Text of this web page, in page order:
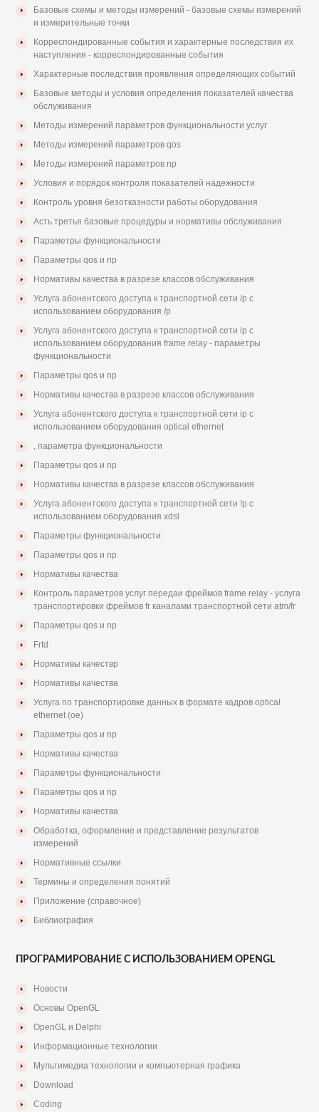
Базовые схемы и методы измерений - базовые схемы измерений
и измерительные точки
Корреспондированные события и характерные последствия их
наступления - корреспондированные события
Характерные последствия проявления определяющих событий
Базовые методы и условия определения показателей качества
обслуживания
Методы измерений параметров функциональности услуг
Методы измерений параметров qos
Методы измерений параметров np
Условия и порядок контроля показателей надежности
Контроль уровня безотказности работы оборудования
Асть третья базовые процедуры и нормативы обслуживания
Параметры функциональности
Параметры qos и np
Нормативы качества в разрезе классов обслуживания
Услуга абонентского доступа к транспортной сети /р с
использованием оборудования /р
Услуга абонентского доступа к транспортной сети ip с
использованием оборудования frame relay - параметры
функциональности
Параметры qos и np
Нормативы качества в разрезе классов обслуживания
Услуга абонентского доступа к транспортной сети ip с
использованием оборудования optical ethernet
, параметра функциональности
Параметры qos и np
Нормативы качества в разрезе классов обслуживания
Услуга абонентского доступа к транспортной сети !р с
использованием оборудования xdsl
Параметры функциональности
Параметры qos и np
Нормативы качества
Контроль параметров услуг передаи фреймов frame relay - услуга
транспортировки фреймов fr каналами транспортной сети atm/fr
Параметры qos и np
Frtd
Нормативы качествр
Нормативы качества
Услуга по транспортировке данных в формате кадров optical
ethernet (ое)
Параметры qos и np
Нормативы качества
Параметры функциональности
Параметры qos и np
Нормативы качества
Обработка, оформление и представление результатов
измерений
Нормативные ссылки
Термины и определения понятий
Приложение (справочное)
Библиография
ПРОГРАМИРОВАНИЕ С ИСПОЛЬЗОВАНИЕМ OPENGL
Новости
Основы OpenGL
OpenGL и Delphi
Информационные технологии
Мультимедиа технологии и компьютерная графика
Download
Coding